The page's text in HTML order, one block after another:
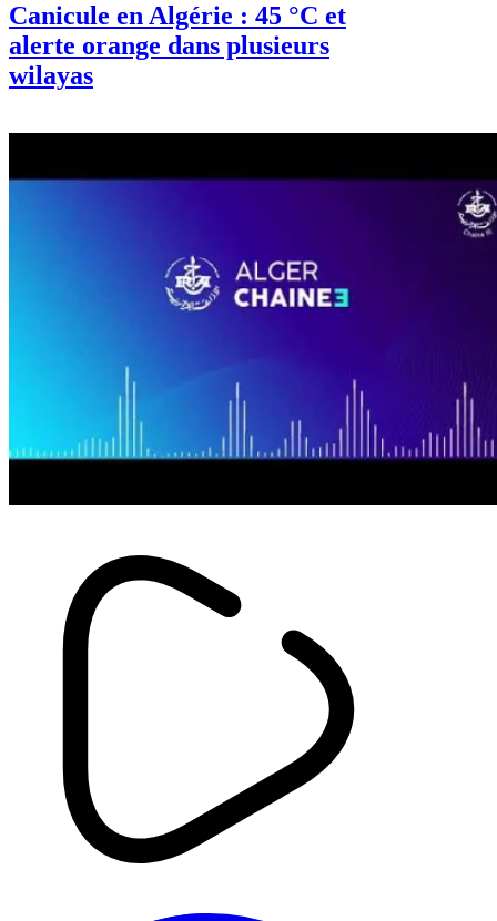
Canicule en Algérie : 45 °C et
alerte orange dans plusieurs
wilayas